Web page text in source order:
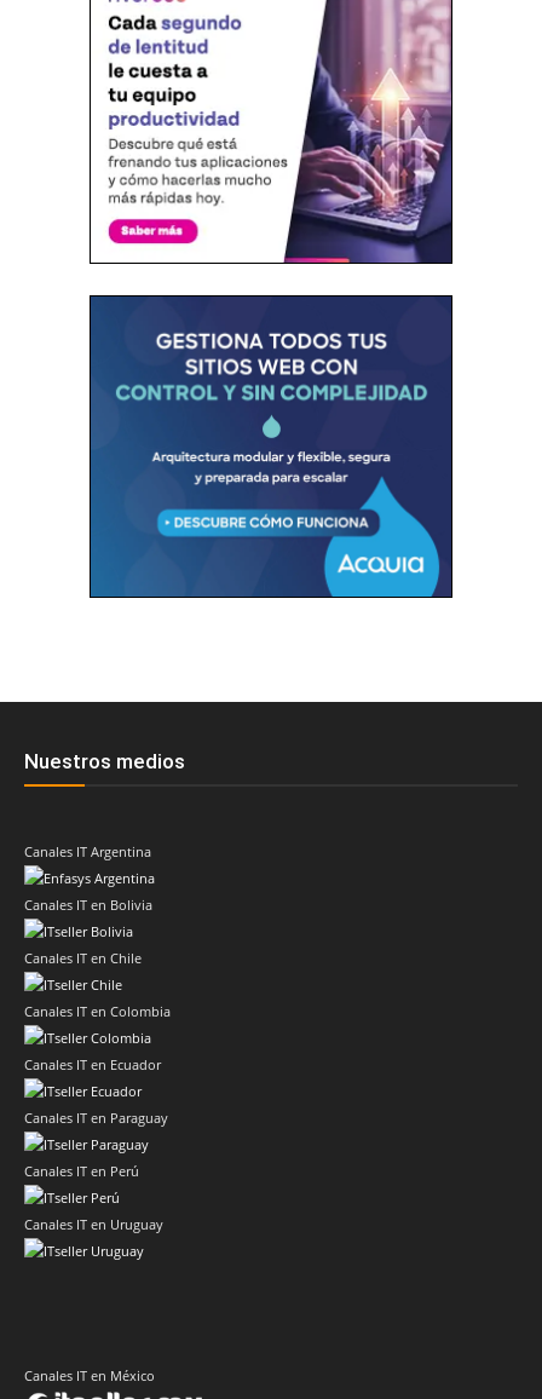
Nuestros medios
Canales IT Argentina
Canales IT en Bolivia
Canales IT en Chile
Canales IT en Colombia
Canales IT en Ecuador
Canales IT en Paraguay
Canales IT en Perú
Canales IT en Uruguay
Canales IT en México